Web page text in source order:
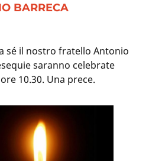
BARRECA
sé il nostro fratello Antonio
saranno celebrate
10.30. Una prece.